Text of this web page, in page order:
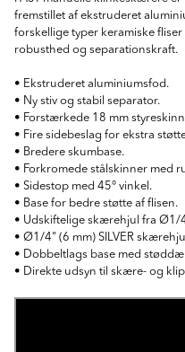
fremstillet af ekstruderet
forskellige typer keramiske
robusthed og separationskraft.
• Ekstruderet aluminiumsfod.
• Ny stiv og stabil separator.
• Forstærkede 18 mm
• Fire sidebeslag for ekstra
• Bredere skumbase.
• Forkromede stålskinner med
• Sidestop med 45° vinkel.
• Base for bedre støtte af flisen.
• Udskiftelige skærehjul fra Ø1/
• Ø1/4" (6 mm) SILVER
• Dobbeltlags base med
• Direkte udsyn til skære- og